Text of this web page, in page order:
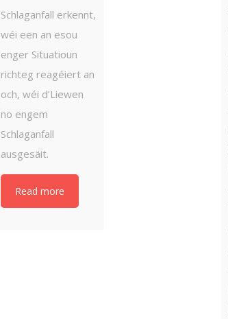
Schlaganfall erkennt,
wéi een an esou
enger Situatioun
richteg reagéiert an
och, wéi d’Liewen
no engem
Schlaganfall
ausgesäit.
Read more